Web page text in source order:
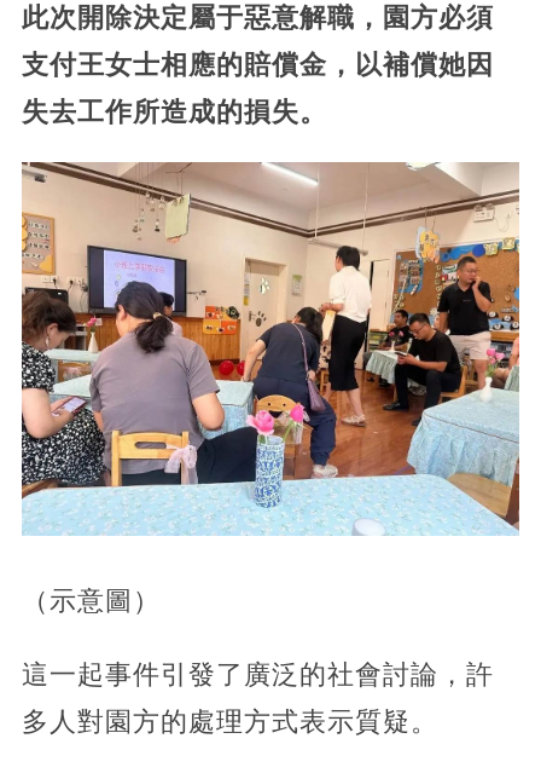
此次開除決定屬于惡意解職，園方必須
支付王女士相應的賠償金，以補償她因
失去工作所造成的損失。
（示意圖）
這一起事件引發了廣泛的社會討論，許
多人對園方的處理方式表示質疑。